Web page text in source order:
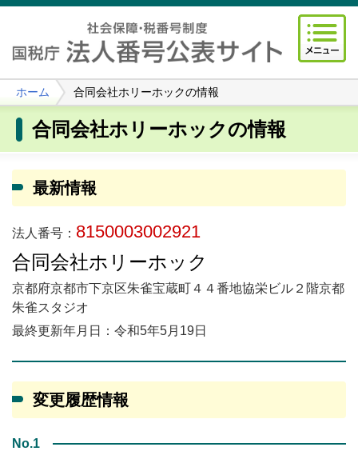
ホーム 合同会社ホリーホックの情報
合同会社ホリーホックの情報
最新情報
法人番号： 8150003002921
合同会社ホリーホック
京都府京都市下京区朱雀宝蔵町４４番地協栄ビル２階京都
朱雀スタジオ
最終更新年月日：令和5年5月19日
変更履歴情報
No.1